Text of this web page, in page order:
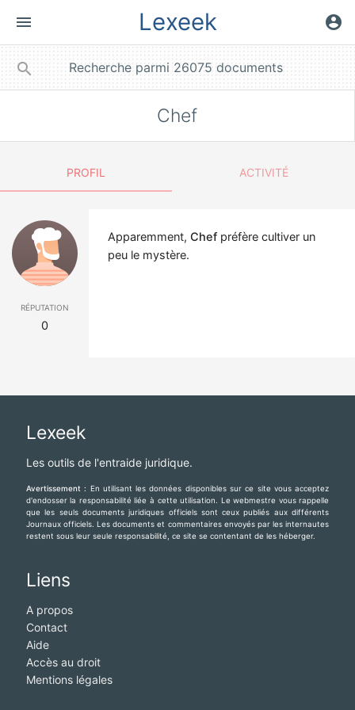
menu Lexeek account_circle
search
Chef
PROFIL ACTIVITÉ
réputation
0
Apparemment, Chef préfère cultiver un
peu le mystère.
Lexeek
Les outils de l'entraide juridique.
Avertissement : En utilisant les données disponibles sur ce site vous acceptez
d'endosser la responsabilité liée à cette utilisation. Le webmestre vous rappelle
que les seuls documents juridiques officiels sont ceux publiés aux différents
Journaux officiels. Les documents et commentaires envoyés par les internautes
restent sous leur seule responsabilité, ce site se contentant de les héberger.
Liens
A propos
Contact
Aide
Accès au droit
Mentions légales